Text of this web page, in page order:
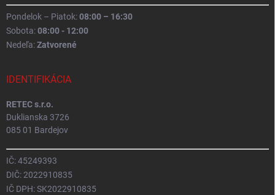
Pondelok – Piatok:08:00 – 16:30
Sobota:08:00 - 12:00
Nedeľa:Zatvorené
IDENTIFIKÁCIA
RETEC s.r.o.
Duklianska 3726
085 01 Bardejov
IČ: 45249393
DIČ: 2022910835
IČ DPH: SK2022910835